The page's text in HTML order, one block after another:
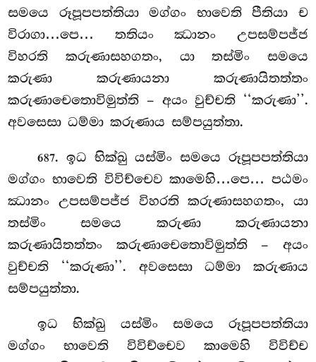
සමයෙ රූපූපපත්තියා මග්ගං භාවෙති පීතියා ච
විරාගා…පෙ… තතියං ඣානං උපසම්පජ්ජ
විහරති කරුණාසහගතං, යා තස්මිං සමයෙ
කරුණා කරුණායනා කරුණායිතත්තං
කරුණාචෙතොවිමුත්ති – අයං වුච්චති ‘‘කරුණා’’.
අවසෙසා ධම්මා කරුණාය සම්පයුත්තා.
687. ඉධ භික්ඛු යස්මිං සමයෙ රූපූපපත්තියා
මග්ගං භාවෙති විවිච්චෙව කාමෙහි…පෙ… පඨමං
ඣානං උපසම්පජ්ජ විහරති කරුණාසහගතං, යා
තස්මිං සමයෙ කරුණා කරුණායනා
කරුණායිතත්තං කරුණාචෙතොවිමුත්ති– අයං
වුච්චති ‘‘කරුණා’’. අවසෙසා ධම්මා කරුණාය
සම්පයුත්තා.
ඉධ භික්ඛු යස්මිං සමයෙ රූපූපපත්තියා
මග්ගං භාවෙති විවිච්චෙව කාමෙහි විවිච්ච